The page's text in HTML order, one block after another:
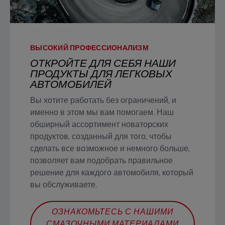
ВЫСОКИЙ ПРОФЕССИОНАЛИЗМ
ОТКРОЙТЕ ДЛЯ СЕБЯ НАШИ
ПРОДУКТЫ ДЛЯ ЛЕГКОВЫХ
АВТОМОБИЛЕЙ
Вы хотите работать без ограничений, и
именно в этом мы вам помогаем. Наш
обширный ассортимент новаторских
продуктов, созданный для того, чтобы
сделать все возможное и немного больше,
позволяет вам подобрать правильное
решение для каждого автомобиля, который
вы обслуживаете.
ОЗНАКОМЬТЕСЬ С НАШИМИ